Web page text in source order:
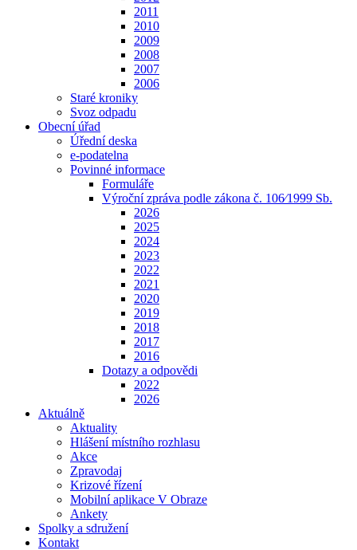
2011
2010
2009
2008
2007
2006
Staré kroniky
Svoz odpadu
Obecní úřad
Úřední deska
e-podatelna
Povinné informace
Formuláře
Výroční zpráva podle zákona č. 106⁄1999 Sb.
2026
2025
2024
2023
2022
2021
2020
2019
2018
2017
2016
Dotazy a odpovědi
2022
2026
Aktuálně
Aktuality
Hlášení místního rozhlasu
Akce
Zpravodaj
Krizové řízení
Mobilní aplikace V Obraze
Ankety
Spolky a sdružení
Kontakt